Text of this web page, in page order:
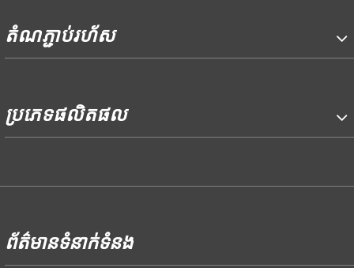
តំណភ្ជាប់រហ័ស
ប្រភេទផលិតផល
ព័ត៌មានទំនាក់ទំនង